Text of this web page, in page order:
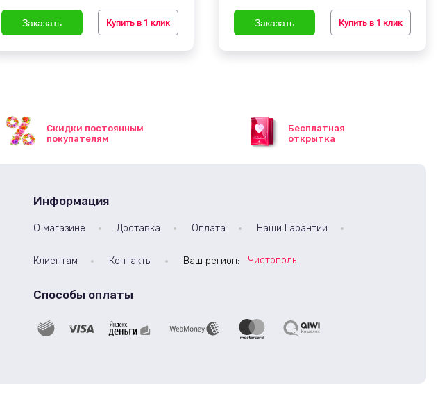
Купить в 1 клик Купить в 1 клик
Скидки постоянным
покупателям
Бесплатная
открытка
Информация
О магазине Доставка Оплата Наши Гарантии
Клиентам Контакты Ваш регион: Чистополь
Способы оплаты